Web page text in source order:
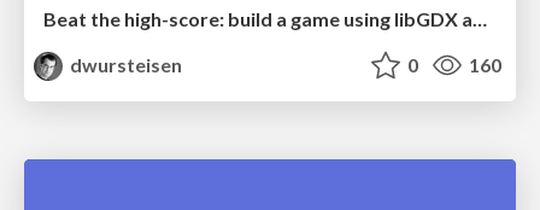
Beat the high-score: build a game using libGDX and Kotlin
dwursteisen
0 160